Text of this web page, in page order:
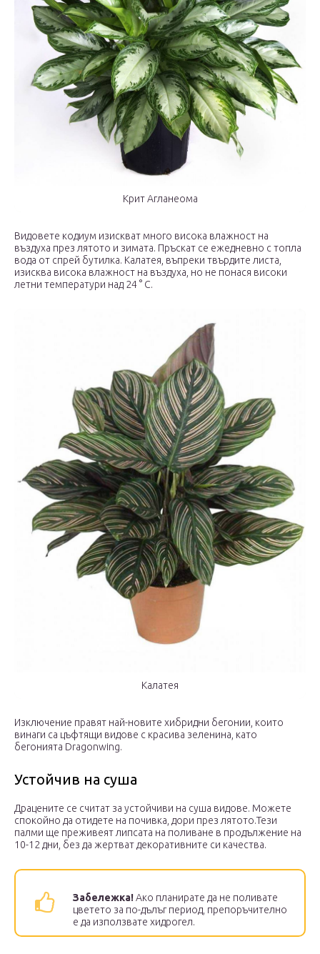
Крит Агланеома
Видовете кодиум изискват много висока влажност на
въздуха през лятото и зимата. Пръскат се ежедневно с топла
вода от спрей бутилка. Калатея, въпреки твърдите листа,
изисква висока влажност на въздуха, но не понася високи
летни температури над 24 ° C.
Калатея
Изключение правят най-новите хибридни бегонии, които
винаги са цъфтящи видове с красива зеленина, като
бегонията Dragonwing.
Устойчив на суша
Драцените се считат за устойчиви на суша видове. Можете
спокойно да отидете на почивка, дори през лятото.Тези
палми ще преживеят липсата на поливане в продължение на
10-12 дни, без да жертват декоративните си качества.
Забележка!Ако планирате да не поливате
цветето за по-дълъг период, препоръчително
е да използвате хидрогел.